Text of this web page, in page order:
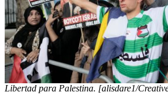
Libertad para Palestina. [alisdare1/